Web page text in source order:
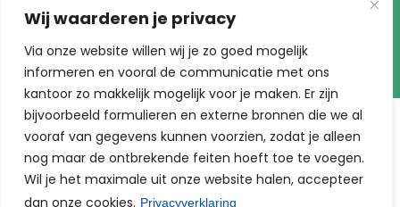
Wij waarderen je privacy
Via onze website willen wij je zo goed mogelijk
informeren en vooral de communicatie met ons
kantoor zo makkelijk mogelijk voor je maken. Er zijn
bijvoorbeeld formulieren en externe bronnen die we al
vooraf van gegevens kunnen voorzien, zodat je alleen
nog maar de ontbrekende feiten hoeft toe te voegen.
Wil je het maximale uit onze website halen, accepteer
dan onze cookies. Privacyverklaring
Koning Assurantiën | Built by AS Support bv